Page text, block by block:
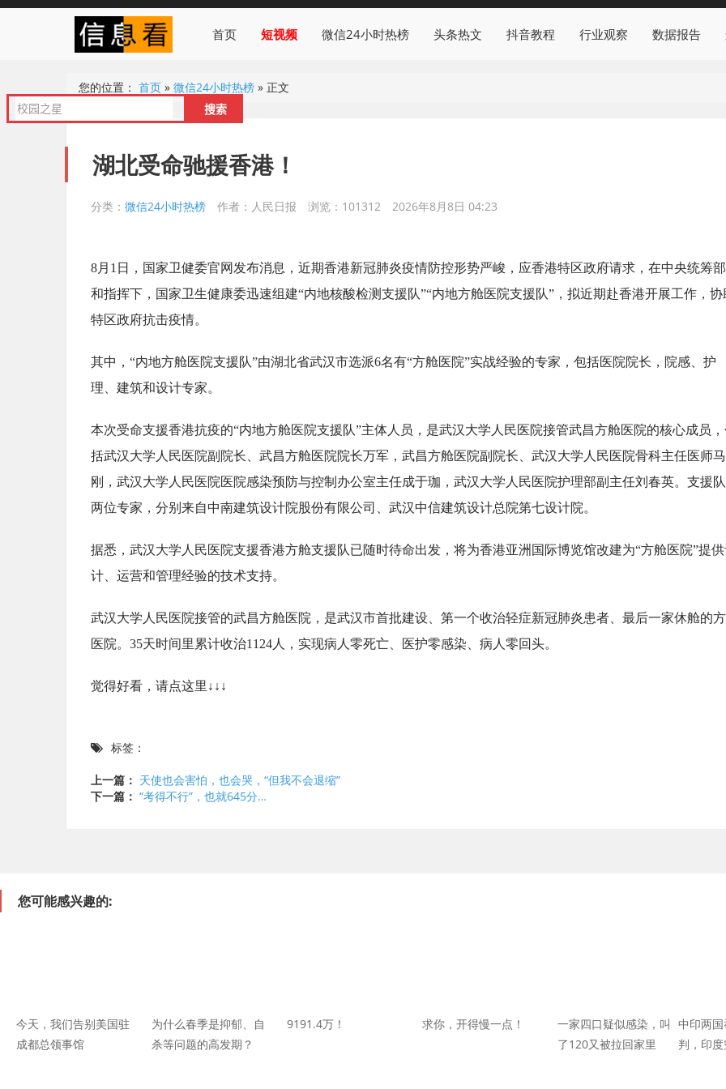
首页 短视频 微信24小时热榜 头条热文 抖音教程 行业观察 数据报告
您的位置： 首页 » 微信24小时热榜 » 正文
湖北受命驰援香港！
分类： 微信24小时热榜 作者：人民日报 浏览：101312 2026年8月8日 04:23
8月1日，国家卫健委官网发布消息，近期香港新冠肺炎疫情防控形势严峻，应香港特区政府请求，在中央统筹
和指挥下，国家卫生健康委迅速组建“内地核酸检测支援队”“内地方舱医院支援队”，拟近期赴香港开展工作，协
特区政府抗击疫情。
其中，“内地方舱医院支援队”由湖北省武汉市选派6名有“方舱医院”实战经验的专家，包括医院院长，院感、护
理、建筑和设计专家。
本次受命支援香港抗疫的“内地方舱医院支援队”主体人员，是武汉大学人民医院接管武昌方舱医院的核心成员
括武汉大学人民医院副院长、武昌方舱医院院长万军，武昌方舱医院副院长、武汉大学人民医院骨科主任医师
刚，武汉大学人民医院医院感染预防与控制办公室主任成于珈，武汉大学人民医院护理部副主任刘春英。支援
两位专家，分别来自中南建筑设计院股份有限公司、武汉中信建筑设计总院第七设计院。
据悉，武汉大学人民医院支援香港方舱支援队已随时待命出发，将为香港亚洲国际博览馆改建为“方舱医院”提
计、运营和管理经验的技术支持。
武汉大学人民医院接管的武昌方舱医院，是武汉市首批建设、第一个收治轻症新冠肺炎患者、最后一家休舱的
医院。35天时间里累计收治1124人，实现病人零死亡、医护零感染、病人零回头。
觉得好看，请点这里↓↓↓
标签：
上一篇： 天使也会害怕，也会哭，“但我不会退缩”
下一篇： “考得不行”，也就645分…
您可能感兴趣的:
今天，我们告别美国驻
成都总领事馆
为什么春季是抑郁、自
杀等问题的高发期？
9191.4万！ 求你，开得慢一点！
一家四口疑似感染，叫
了120又被拉回家里
中印两
判，印